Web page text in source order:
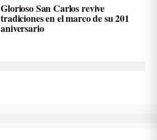
Glorioso San Carlos revive
tradiciones en el marco de su 201
aniversario